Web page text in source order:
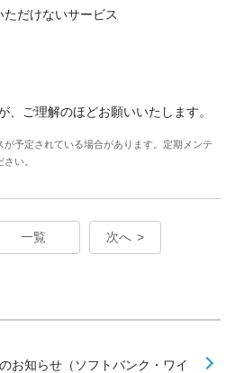
だけないサービス
、ご理解のほどお願いいたします。
予定されている場合があります。定期メンテ
い。
一覧 次へ
お知らせ（ソフトバンク・ワイ